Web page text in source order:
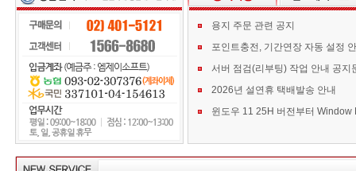
용지 주문 관련 공지
포인트충전, 기간연장 자동 설정
서버 점검(리부팅) 작업 안내 공지
2026년 설연휴 택배발송 안내